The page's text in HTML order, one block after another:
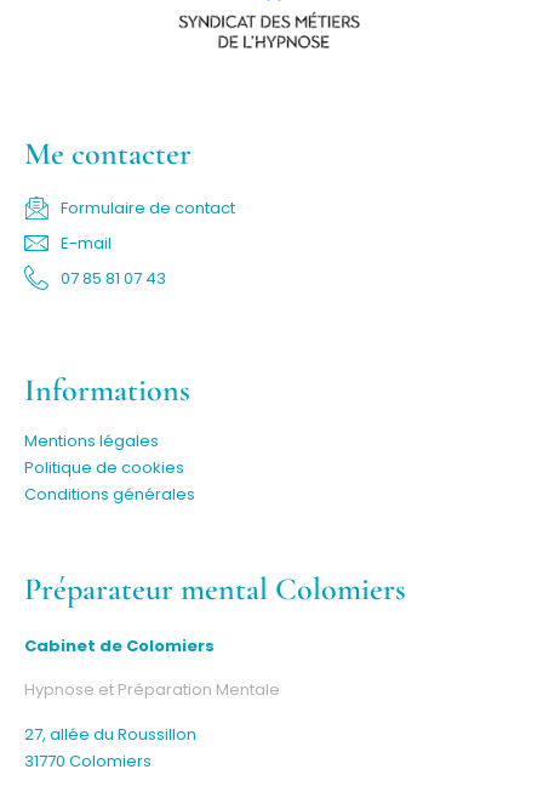
Me contacter
Formulaire de contact
E-mail
07 85 81 07 43
Informations
Mentions légales
Politique de cookies
Conditions générales
Préparateur mental Colomiers
Cabinet de Colomiers
Hypnose et Préparation Mentale
27, allée du Roussillon
31770 Colomiers